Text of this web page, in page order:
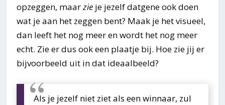
opzeggen, maarzie je jezelf datgene ook doen
wat je aan het zeggen bent? Maak je het visueel,
dan leeft het nog meer en wordt het nog meer
echt. Zie er dus ook een plaatje bij. Hoe zie jij er
bijvoorbeeld uit in dat ideaalbeeld?
Als je jezelf niet ziet als een winnaar, zul